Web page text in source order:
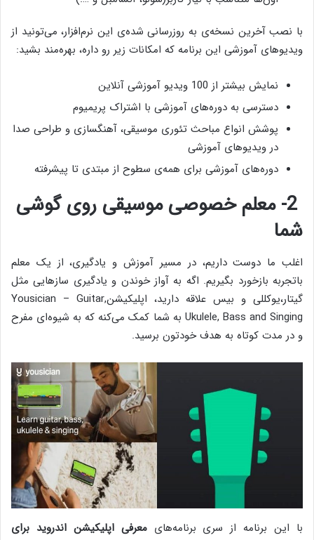
با نصب آخرین نسخه‌ی به روزرسانی شده‌ی این نرم‌افزار، می‌تونید از
ویدیوهای آموزشی این برنامه که امکانات زیر رو داره، بهره‌مند بشید:
‌نمایش بیشتر از 100 ویدیو آموزشی آنلاین
دسترسی به دوره‌های آموزشی با اشتراک پریمیوم
پوشش انواع مباحث تئوری موسیقی، آهنگسازی و طراحی صدا
در ویدیوهای آموزشی
دوره‌های آموزشی برای همه‌ی سطوح از مبتدی تا پیشرفته
2- معلم خصوصی موسیقی روی گوشی
شما
اغلب ما دوست داریم، در مسیر آموزش و یادگیری، از یک معلم
باتجربه بازخورد بگیریم. اگه به آواز خوندن و یادگیری سازهایی مثل
گیتار،یوکللی و بیس علاقه دارید، اپلیکیشنYousician – Guitar,
Ukulele, Bass and Singing به شما کمک می‌کنه که به شیوه‌ای مفرح
و در مدت کوتاه به هدف خودتون برسید.
با این برنامه از سری برنامه‌هایمعرفی اپلیکیشن اندروید برای